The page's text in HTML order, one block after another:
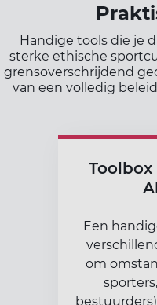
Handige tools die je
sterke ethische
grensoverschrijdend
van een volledig
Toolbox
Een
om